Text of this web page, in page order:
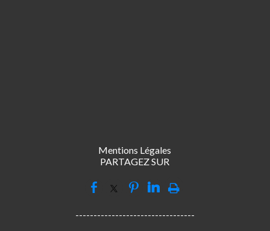
Mentions Légales
PARTAGEZ SUR
---------------------------------